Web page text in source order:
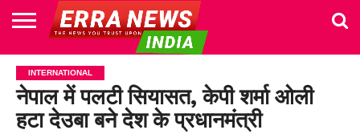
HOME
POLITICS
NEWS
BUSINESS
CULTURE
NATIONAL
SPORTS
LIFESTYLE
TRAVEL
OPINION
BREAKING
NEWS
ENTERTAINMENT
WORLD
CRIME
JOIN
US
INTERNATIONAL
नेपाल में पलटी सियासत, केपी शर्मा ओली
हटा देउबा बने देश के प्रधानमंत्री